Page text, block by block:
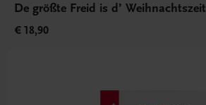
De größte Freid is d’ Weihnachtszeit
€ 18,90